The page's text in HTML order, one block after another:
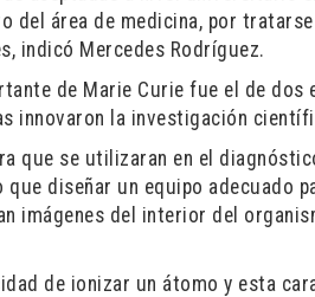
del área de medicina, por
indicó Mercedes Rodríguez.
de Marie Curie fue el de
innovaron la investigación
que se utilizaran en el
que diseñar un equipo adecuado
imágenes del interior del
de ionizar un átomo y esta